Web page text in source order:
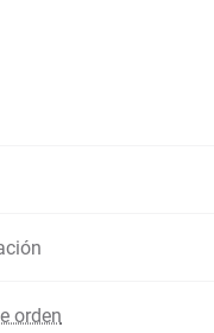
orden